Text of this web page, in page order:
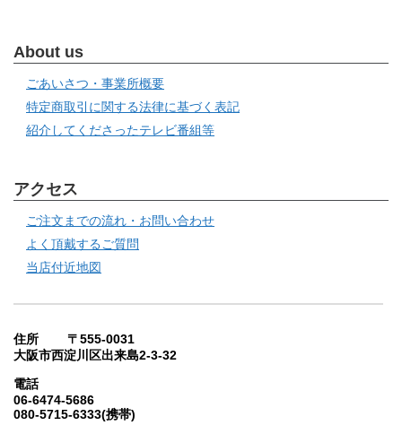
About us
ごあいさつ・事業所概要
特定商取引に関する法律に基づく表記
紹介してくださったテレビ番組等
アクセス
ご注文までの流れ・お問い合わせ
よく頂戴するご質問
当店付近地図
住所 〒555-0031
大阪市西淀川区出来島2-3-32
電話
06-6474-5686
080-5715-6333(携帯)